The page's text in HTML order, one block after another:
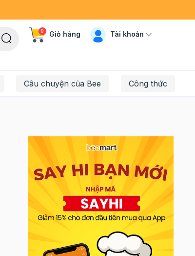
0 Giỏ hàng Tài khoản
Câu chuyện của Bee Công thức